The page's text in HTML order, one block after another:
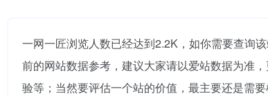
一网一匠浏览人数已经达到2.2K，如你需要查询
前的网站数据参考，建议大家请以爱站数据为准
验等；当然要评估一个站的价值，最主要还是需